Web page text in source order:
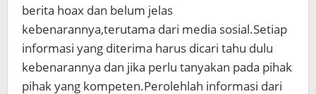
berita hoax dan belum jelas
kebenarannya,terutama dari media sosial.Setiap
informasi yang diterima harus dicari tahu dulu
kebenarannya dan jika perlu tanyakan pada pihak
pihak yang kompeten.Perolehlah informasi dari